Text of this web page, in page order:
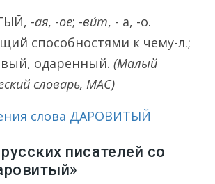
, -ая, -ое; -ви́т, - а, -о.
способностями к чему-л.;
одаренный. (Малый
словарь, МАС)
слова ДАРОВИТЫЙ
писателей со